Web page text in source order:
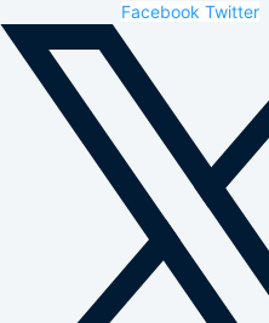
Facebook Twitter